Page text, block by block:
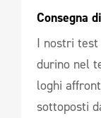
Consegna
I nostri
durino nel
loghi
sottoposti